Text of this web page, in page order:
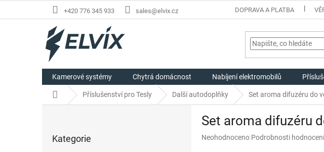
+420 776 345 933 sales@elvix.cz DOPRAVA A PLATBA
Kamerové systémy Chytrá domácnost Nabíjení elektromobilů
Domů Příslušenství pro Tesly Další autodoplňky Set aroma difuzéru do
kategorie
Kategorie
Set aroma difuzéru
Průměrné
Neohodnoceno Podrobnosti hodnocení